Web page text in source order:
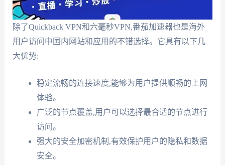
除了Quickback VPN和六毫秒VPN,番茄加速器也是海外
用户访问中国内网站和应用的不错选择。它具有以下几
大优势:
稳定流畅的连接速度,能够为用户提供顺畅的上网
体验。
广泛的节点覆盖,用户可以选择最合适的节点进行
访问。
强大的安全加密机制,有效保护用户的隐私和数据
安全。